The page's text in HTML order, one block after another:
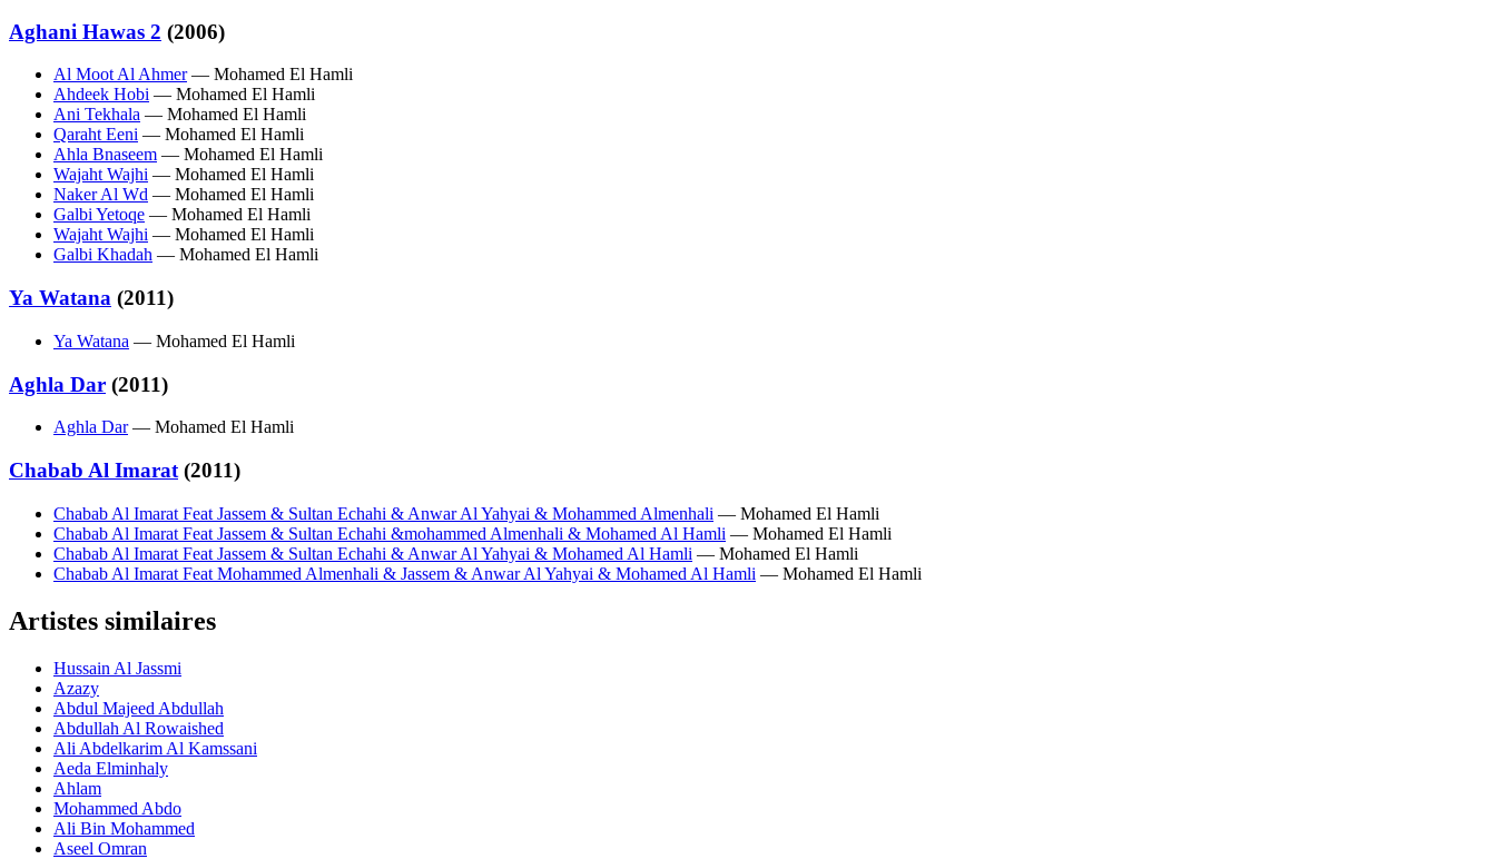
Aghani Hawas 2 (2006)
Al Moot Al Ahmer— Mohamed El Hamli
Ahdeek Hobi — Mohamed El Hamli
Ani Tekhala — Mohamed El Hamli
Qaraht Eeni — Mohamed El Hamli
Ahla Bnaseem — Mohamed El Hamli
Wajaht Wajhi — Mohamed El Hamli
Naker Al Wd — Mohamed El Hamli
Galbi Yetoqe — Mohamed El Hamli
Wajaht Wajhi — Mohamed El Hamli
Galbi Khadah — Mohamed El Hamli
Ya Watana (2011)
Ya Watana — Mohamed El Hamli
Aghla Dar (2011)
Aghla Dar— Mohamed El Hamli
Chabab Al Imarat (2011)
Chabab Al Imarat Feat Jassem & Sultan Echahi & Anwar Al Yahyai & Mohammed Almenhali — Mohamed El Hamli
Chabab Al Imarat Feat Jassem & Sultan Echahi &mohammed Almenhali & Mohamed Al Hamli — Mohamed El Hamli
Chabab Al Imarat Feat Jassem & Sultan Echahi & Anwar Al Yahyai & Mohamed Al Hamli — Mohamed El Hamli
Chabab Al Imarat Feat Mohammed Almenhali & Jassem & Anwar Al Yahyai & Mohamed Al Hamli — Mohamed El Hamli
Artistes similaires
Hussain Al Jassmi
Azazy
Abdul Majeed Abdullah
Abdullah Al Rowaished
Ali Abdelkarim Al Kamssani
Aeda Elminhaly
Ahlam
Mohammed Abdo
Ali Bin Mohammed
Aseel Omran